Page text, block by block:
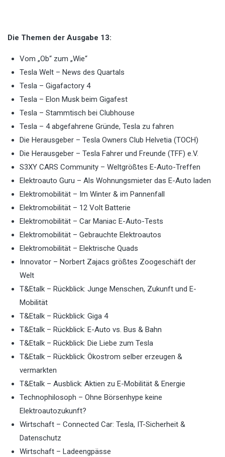
Die Themen der Ausgabe 13:
Vom „Ob“ zum „Wie“
Tesla Welt – News des Quartals
Tesla – Gigafactory 4
Tesla – Elon Musk beim Gigafest
Tesla – Stammtisch bei Clubhouse
Tesla – 4 abgefahrene Gründe, Tesla zu fahren
Die Herausgeber – Tesla Owners Club Helvetia (TOCH)
Die Herausgeber – Tesla Fahrer und Freunde (TFF) e.V.
S3XY CARS Community – Weltgrößtes E-Auto-Treffen
Elektroauto Guru – Als Wohnungsmieter das E-Auto laden
Elektromobilität – Im Winter & im Pannenfall
Elektromobilität – 12 Volt Batterie
Elektromobilität – Car Maniac E-Auto-Tests
Elektromobilität – Gebrauchte Elektroautos
Elektromobilität – Elektrische Quads
Innovator – Norbert Zajacs größtes Zoogeschäft der
Welt
T&Etalk – Rückblick: Junge Menschen, Zukunft und E-
Mobilität
T&Etalk – Rückblick: Giga 4
T&Etalk – Rückblick: E-Auto vs. Bus & Bahn
T&Etalk – Rückblick: Die Liebe zum Tesla
T&Etalk – Rückblick: Ökostrom selber erzeugen &
vermarkten
T&Etalk – Ausblick: Aktien zu E-Mobilität & Energie
Technophilosoph – Ohne Börsenhype keine
Elektroautozukunft?
Wirtschaft – Connected Car: Tesla, IT-Sicherheit &
Datenschutz
Wirtschaft – Ladeengpässe